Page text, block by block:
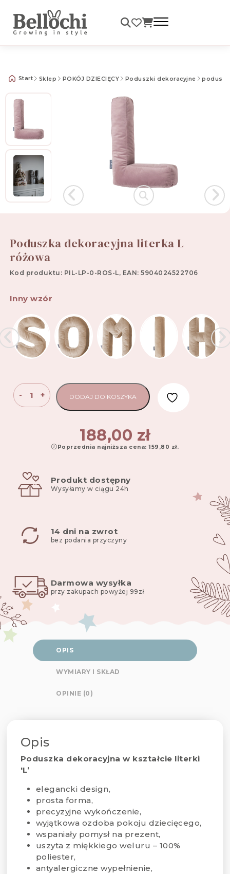
Darmowa dostawa od 99 zł
Start Sklep POKÓJ DZIECIĘCY Poduszki dekoracyjne
Poduszka dekoracyjna literka L
różowa
Kod produktu: PIL-LP-0-ROS-L, EAN: 5904024522706
Inny wzór
-
ilość
Poduszka
różowa
+ DODAJ DO KOSZYKA
188,00 zł
Poprzednia najniższa cena: 159,80 zł.
Produkt dostępny
Wysyłamy w ciągu 24h
14 dni na zwrot
bez podania przyczyny
Darmowa wysyłka
przy zakupach powyżej 99zł
OPIS
WYMIARY I SKŁAD
OPINIE (0)
Opis
Poduszka dekoracyjna w kształcie literki
'L’
elegancki design,
prosta forma,
precyzyjne wykończenie,
wyjątkowa ozdoba pokoju dziecięcego,
wspaniały pomysł na prezent,
uszyta z miękkiego weluru – 100%
poliester,
antyalergiczne wypełnienie,